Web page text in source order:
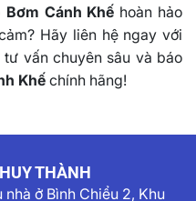
Bơm Cánh Khế hoàn hảo
Hãy liên hệ ngay với
vấn chuyên sâu và báo
Khế chính hãng!
THÀNH
nhà ở Bình Chiểu 2, Khu